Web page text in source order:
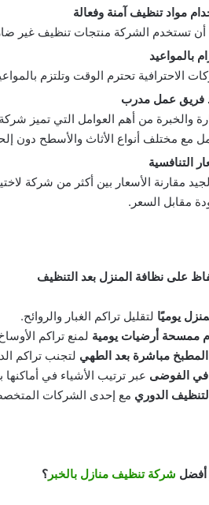
مواد تنظيف آمنة وفعالة
تستخدم الشركة منتجات تنظيف غير
بالمواعيد
الاحترافية تحترم الوقت وتلتزم
فريق عمل مدرب
والخبرة من أهم العوامل التي تميز
مع مختلف أنواع الأثاث والأسطح دون
التنافسية
مقارنة الأسعار بين أكثر من شركة
مقابل السعر.
على نظافة المنزل بعد التنظيف
يوميًا لتقليل تراكم الغبار والروائح.
ممسحة أرضيات يومية لمنع تراكم
مباشرة بعد الطهي لتجنب تراكم
في الفوضى عبر ترتيب الأشياء في أماكنها
الدوري مع إحدى الشركات
أفضل شركة تنظيف منازل بالخبر ؟